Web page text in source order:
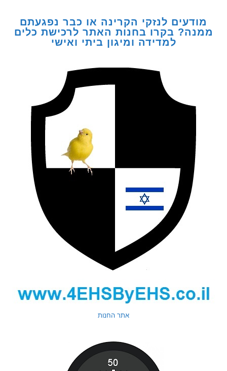
לנזקי הקרינה או כבר נפגעתם
בקרו בחנות האתר לרכישת כלים
למדידה ומיגון ביתי ואישי
אתר החנות